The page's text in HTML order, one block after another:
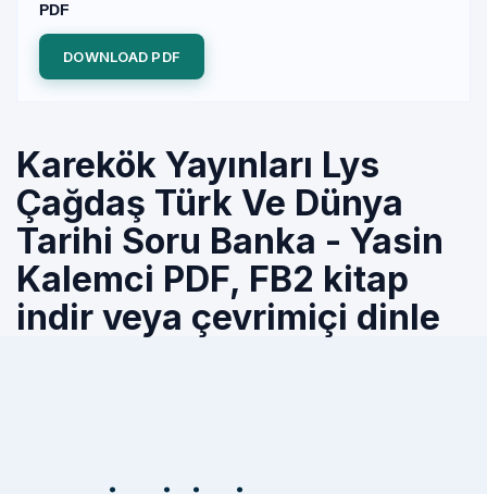
PDF
DOWNLOAD PDF
Karekök Yayınları Lys
Çağdaş Türk Ve Dünya
Tarihi Soru Banka - Yasin
Kalemci PDF, FB2 kitap
indir veya çevrimiçi dinle